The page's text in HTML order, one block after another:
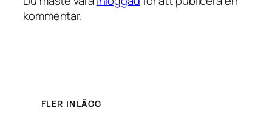
kommentar.
FLER INLÄGG